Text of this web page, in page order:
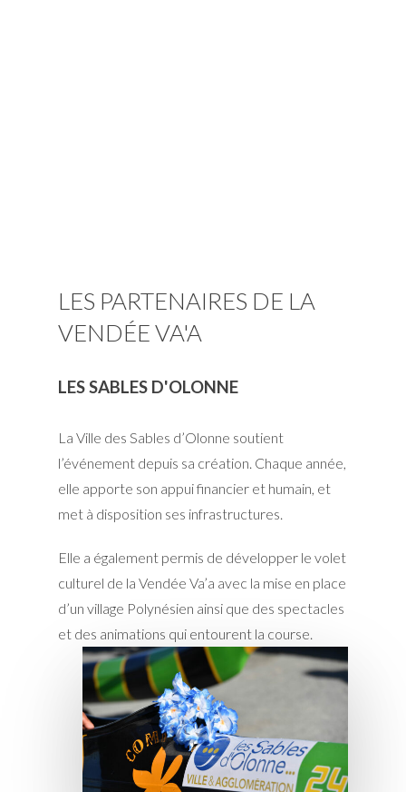
LES PARTENAIRES DE LA
VENDÉE VA'A
LES SABLES D'OLONNE
La Ville des Sables d’Olonne soutient
l’événement depuis sa création. Chaque année,
elle apporte son appui financier et humain, et
met à disposition ses infrastructures.
Elle a également permis de développer le volet
culturel de la Vendée Va’a avec la mise en place
d’un village Polynésien ainsi que des spectacles
et des animations qui entourent la course.